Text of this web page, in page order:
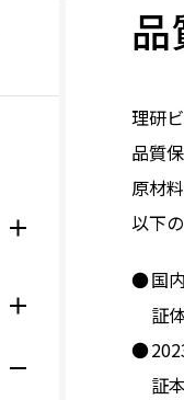
品
理研
品質
原材
以下
国
証
証